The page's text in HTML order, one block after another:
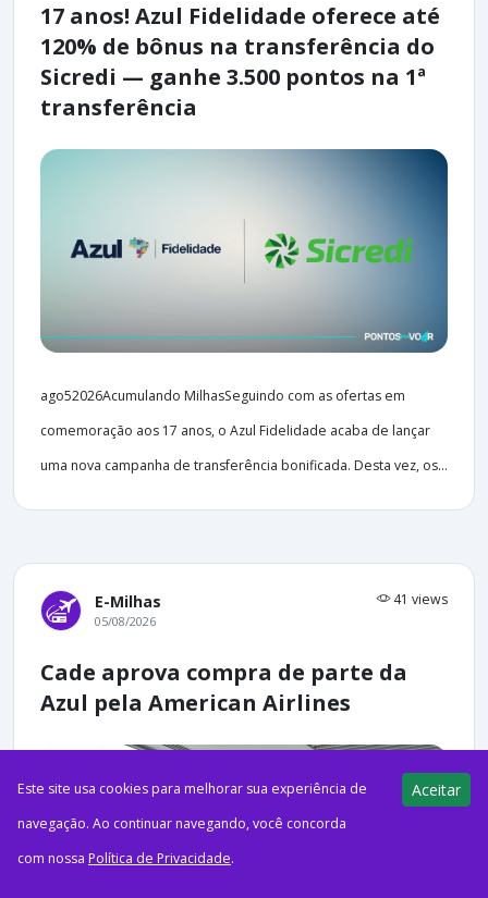
17 anos! Azul Fidelidade oferece até
120% de bônus na transferência do
Sicredi — ganhe 3.500 pontos na 1ª
transferência
ago52026Acumulando MilhasSeguindo com as ofertas em
comemoração aos 17 anos, o Azul Fidelidade acaba de lançar
uma nova campanha de transferência bonificada. Desta vez, os...
E-Milhas 41 views
05/08/2026
Cade aprova compra de parte da
Azul pela American Airlines
Este site usa cookies para melhorar sua experiência de
navegação. Ao continuar navegando, você concorda
com nossa Política de Privacidade.
Aceitar